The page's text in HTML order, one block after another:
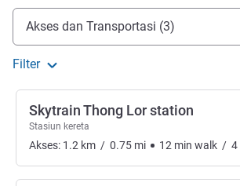
Akses dan Transportasi
Akses dan Transportasi (3)
Filter
Skytrain Thong Lor station
Stasiun kereta
Akses: 1.2 km / 0.75 mi 12 min walk / 4